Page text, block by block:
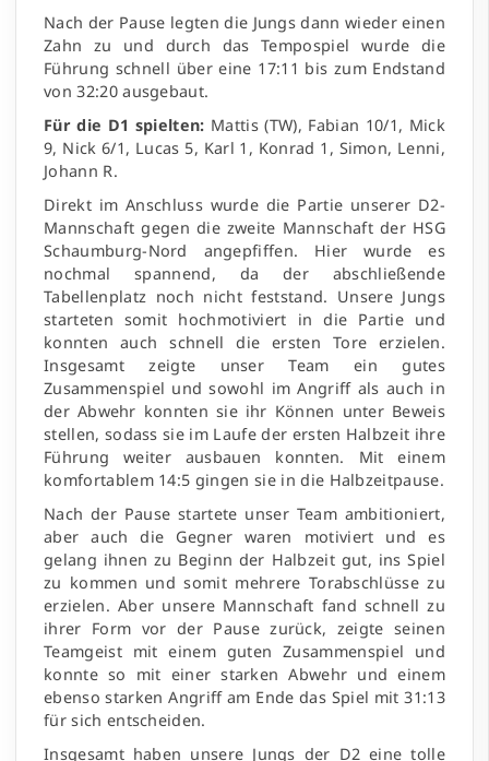
Nach der Pause legten die Jungs dann wieder einen
Zahn zu und durch das Tempospiel wurde die
Führung schnell über eine 17:11 bis zum Endstand
von 32:20 ausgebaut.
Für die D1 spielten: Mattis (TW), Fabian 10/1, Mick
9, Nick 6/1, Lucas 5, Karl 1, Konrad 1, Simon, Lenni,
Johann R.
Direkt im Anschluss wurde die Partie unserer D2-
Mannschaft gegen die zweite Mannschaft der HSG
Schaumburg-Nord angepfiffen. Hier wurde es
nochmal spannend, da der abschließende
Tabellenplatz noch nicht feststand. Unsere Jungs
starteten somit hochmotiviert in die Partie und
konnten auch schnell die ersten Tore erzielen.
Insgesamt zeigte unser Team ein gutes
Zusammenspiel und sowohl im Angriff als auch in
der Abwehr konnten sie ihr Können unter Beweis
stellen, sodass sie im Laufe der ersten Halbzeit ihre
Führung weiter ausbauen konnten. Mit einem
komfortablem 14:5 gingen sie in die Halbzeitpause.
Nach der Pause startete unser Team ambitioniert,
aber auch die Gegner waren motiviert und es
gelang ihnen zu Beginn der Halbzeit gut, ins Spiel
zu kommen und somit mehrere Torabschlüsse zu
erzielen. Aber unsere Mannschaft fand schnell zu
ihrer Form vor der Pause zurück, zeigte seinen
Teamgeist mit einem guten Zusammenspiel und
konnte so mit einer starken Abwehr und einem
ebenso starken Angriff am Ende das Spiel mit 31:13
für sich entscheiden.
Insgesamt haben unsere Jungs der D2 eine tolle